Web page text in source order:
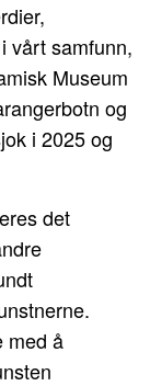
vårt samfunn,
Museum
og
i 2025 og
det
med å